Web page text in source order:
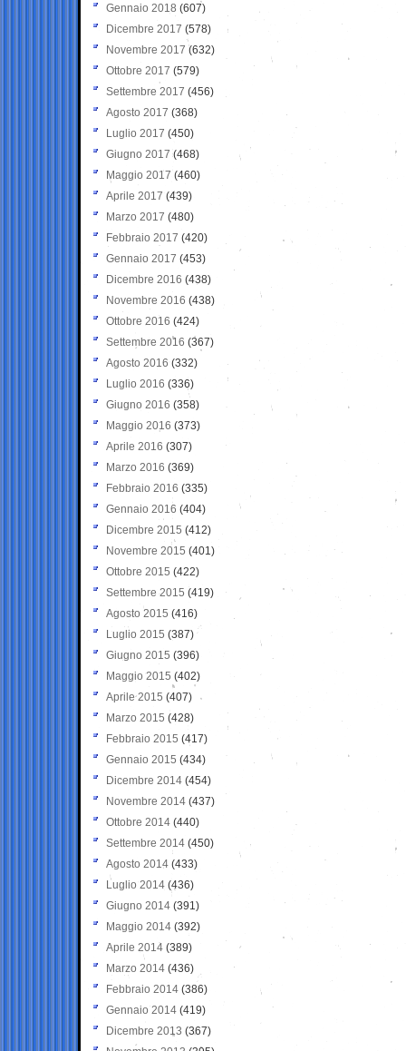
Gennaio 2018 (607)
Dicembre 2017 (578)
Novembre 2017 (632)
Ottobre 2017 (579)
Settembre 2017 (456)
Agosto 2017 (368)
Luglio 2017 (450)
Giugno 2017 (468)
Maggio 2017 (460)
Aprile 2017 (439)
Marzo 2017 (480)
Febbraio 2017 (420)
Gennaio 2017 (453)
Dicembre 2016 (438)
Novembre 2016 (438)
Ottobre 2016 (424)
Settembre 2016 (367)
Agosto 2016 (332)
Luglio 2016 (336)
Giugno 2016 (358)
Maggio 2016 (373)
Aprile 2016 (307)
Marzo 2016 (369)
Febbraio 2016 (335)
Gennaio 2016 (404)
Dicembre 2015 (412)
Novembre 2015 (401)
Ottobre 2015 (422)
Settembre 2015 (419)
Agosto 2015 (416)
Luglio 2015 (387)
Giugno 2015 (396)
Maggio 2015 (402)
Aprile 2015 (407)
Marzo 2015 (428)
Febbraio 2015 (417)
Gennaio 2015 (434)
Dicembre 2014 (454)
Novembre 2014 (437)
Ottobre 2014 (440)
Settembre 2014 (450)
Agosto 2014 (433)
Luglio 2014 (436)
Giugno 2014 (391)
Maggio 2014 (392)
Aprile 2014 (389)
Marzo 2014 (436)
Febbraio 2014 (386)
Gennaio 2014 (419)
Dicembre 2013 (367)